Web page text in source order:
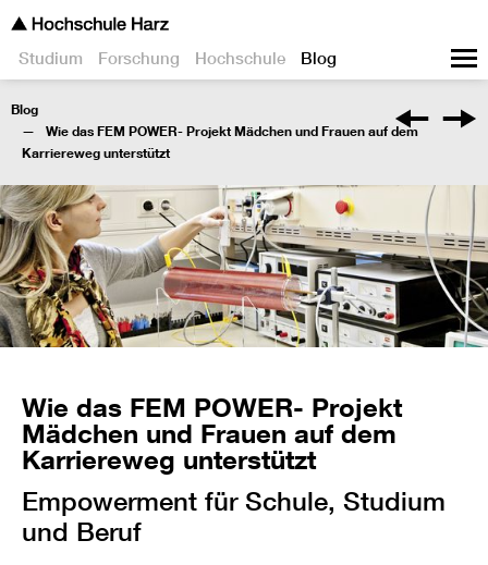
Studium Forschung Hochschule Blog
Blog
Wie das FEM POWER- Projekt Mädchen und Frauen auf dem
Karriereweg unterstützt
Wie das FEM POWER- Projekt
Mädchen und Frauen auf dem
Karriereweg unterstützt
Empowerment für Schule, Studium
und Beruf